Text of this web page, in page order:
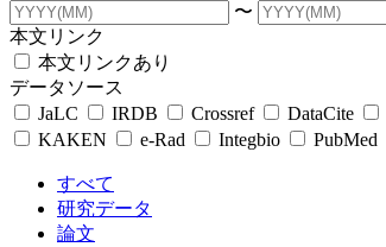
〜
本文リンク
本文リンクあり
データソース
JaLC
IRDB Crossref DataCite
KAKEN
e-Rad Integbio PubMed
すべて
研究データ
論文